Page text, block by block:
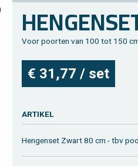
Voor poor­ten van 100 tot 150
€ 31,77 / set
AR­TI­KEL
Hen­gen­set Zwart 80 cm - tbv